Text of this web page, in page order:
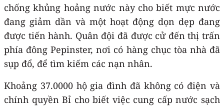
chống khủng hoảng nước này cho biết mực nước
đang giảm dần và một hoạt động dọn dẹp đang
được tiến hành. Quân đội đã được cử đến thị trấn
phía đông Pepinster, nơi có hàng chục tòa nhà đã
sụp đổ, để tìm kiếm các nạn nhân.
Khoảng 37.0000 hộ gia đình đã không có điện và
chính quyền Bỉ cho biết việc cung cấp nước sạch